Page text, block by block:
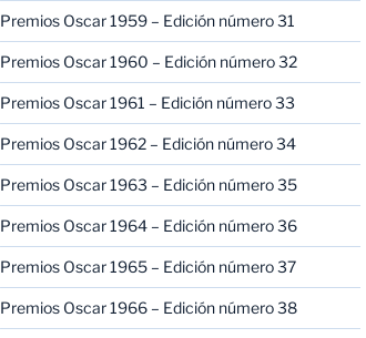
Premios Oscar 1959 – Edición número 31
Premios Oscar 1960 – Edición número 32
Premios Oscar 1961 – Edición número 33
Premios Oscar 1962 – Edición número 34
Premios Oscar 1963 – Edición número 35
Premios Oscar 1964 – Edición número 36
Premios Oscar 1965 – Edición número 37
Premios Oscar 1966 – Edición número 38